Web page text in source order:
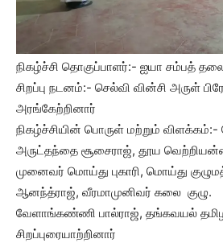
நிகழ்ச்சி தொகுப்பாளர்:- ஐயா சம்பத்
சிறப்பு நடனம்:- செல்வி வின்சி அருள்
அரங்கேற்றினார்
நிகழ்ச்சியின் பொருள் மற்றும்
அருட்தந்தை சூசைராஜ், தூய
முனைவர் மொய்து புகாரி, மொய்து
ஆனந்த்ராஜ், வீரமாமுனிவர் கலை குழு.
வேளாங்கண்ணி பால்ராஜ், தங்கவயல்
சிறப்புரையாற்றினார்